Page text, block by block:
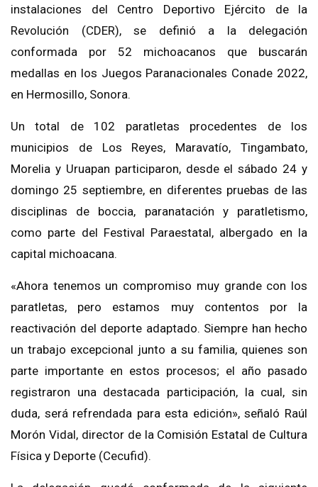
instalaciones del Centro Deportivo Ejército de la
Revolución (CDER), se definió a la delegación
conformada por 52 michoacanos que buscarán
medallas en los Juegos Paranacionales Conade 2022,
en Hermosillo, Sonora.
Un total de 102 paratletas procedentes de los
municipios de Los Reyes, Maravatío, Tingambato,
Morelia y Uruapan participaron, desde el sábado 24 y
domingo 25 septiembre, en diferentes pruebas de las
disciplinas de boccia, paranatación y paratletismo,
como parte del Festival Paraestatal, albergado en la
capital michoacana.
«Ahora tenemos un compromiso muy grande con los
paratletas, pero estamos muy contentos por la
reactivación del deporte adaptado. Siempre han hecho
un trabajo excepcional junto a su familia, quienes son
parte importante en estos procesos; el año pasado
registraron una destacada participación, la cual, sin
duda, será refrendada para esta edición», señaló Raúl
Morón Vidal, director de la Comisión Estatal de Cultura
Física y Deporte (Cecufid).